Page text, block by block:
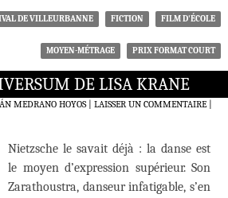
DE VILLEURBANNE FICTION FILM D'ÉCOLE
MOYEN-MÉTRAGE PRIX FORMAT COURT
DE LISA KRANE
MEDRANO HOYOS LAISSER UN COMMENTAIRE|
Nietzsche le savait déjà : la danse est
le moyen d’expression supérieur. Son
Zarathoustra, danseur infatigable, s’en